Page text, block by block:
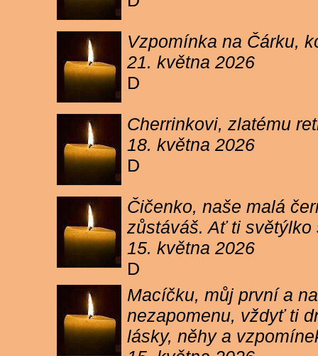
Vzpomínka na Čárku,
21. května 2026
D
Cherrinkovi, zlatému
18. května 2026
D
Čičenko, naše malá
zůstáváš. Ať ti
15. května 2026
D
Macíčku, můj první a
nezapomenu, vždyť ti
lásky, něhy a